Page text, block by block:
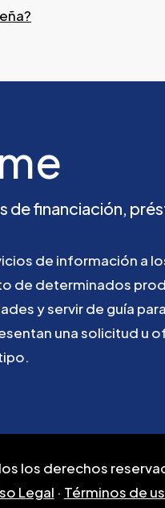
definanciación,
de información a
de determinados
yservirde guía para
unasolicitud u
los derechos
Legal · Términos de